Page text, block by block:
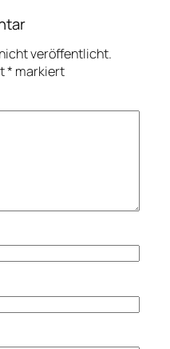
veröffentlicht.
* markiert